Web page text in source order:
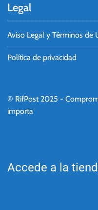
Legal
Aviso Legal y Términos de
Política de privacidad
© RifPost 2025 -
importa
Accede a la